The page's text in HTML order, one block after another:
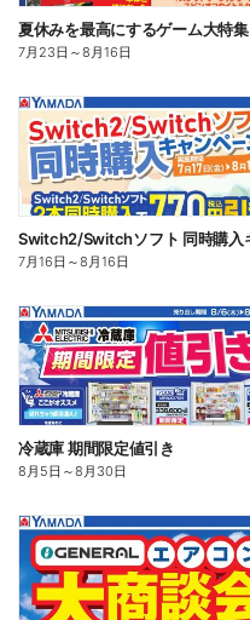
夏休みを最高にするゲーム大特集
7月23日 ～8月16日
7月16日 ～8月16日
冷蔵庫 期間限定値引き
8月5日 ～8月30日